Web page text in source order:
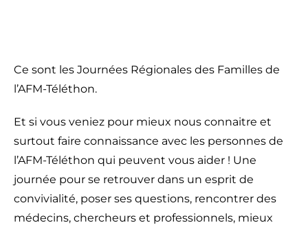
Ce sont les Journées Régionales des Familles de
l’AFM-Téléthon.
Et si vous veniez pour mieux nous connaitre et
surtout faire connaissance avec les personnes de
l’AFM-Téléthon qui peuvent vous aider ! Une
journée pour se retrouver dans un esprit de
convivialité, poser ses questions, rencontrer des
médecins, chercheurs et professionnels, mieux